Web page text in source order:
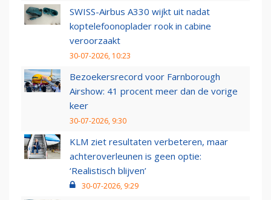
SWISS-Airbus A330 wijkt uit nadat
koptelefoonoplader rook in cabine
veroorzaakt
30-07-2026, 10:23
Bezoekersrecord voor Farnborough
Airshow: 41 procent meer dan de vorige
keer
30-07-2026, 9:30
KLM ziet resultaten verbeteren, maar
achteroverleunen is geen optie:
‘Realistisch blijven’
30-07-2026, 9:29